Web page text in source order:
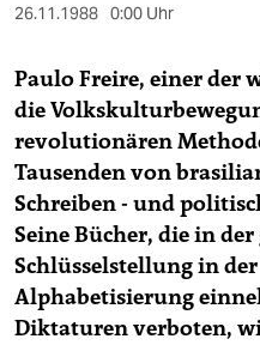
kultur
sport
berlin
nord
wahrheit
verlag
verlag
26.11.1988 0:00 Uhr
Paulo Freire, einer der
die
revolutionären
Tausenden von
Schreiben - und
Seine Bücher, die in
Schlüsselstellung in
Alphabetisierung
Diktaturen verboten,